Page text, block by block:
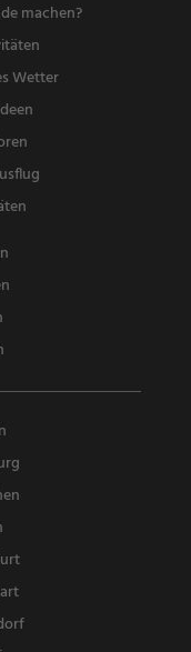
machen?
Wetter